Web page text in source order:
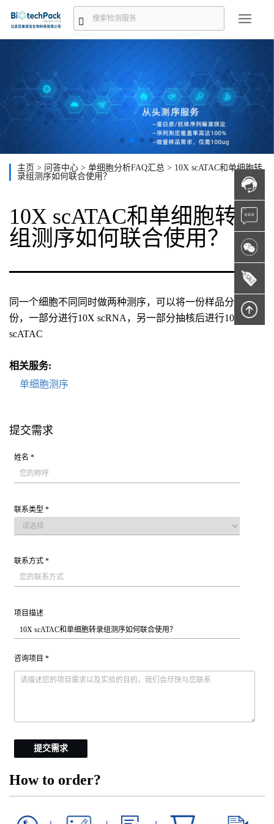
主页 > 问答中心 > 单细胞分析FAQ汇总 > 10X scATAC和单细胞转
录组测序如何联合使用？
10X scATAC和单细胞转录
组测序如何联合使用？
同一个细胞不同同时做两种测序，可以将一份样品分为两
份，一部分进行10X scRNA，另一部分抽核后进行10X
scATAC
相关服务:
单细胞测序
提交需求
姓名 *
联系类型 *
联系方式 *
项目描述
咨询项目 *
提交需求
How to order?